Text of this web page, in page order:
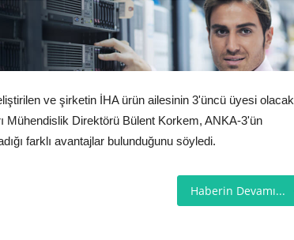
ve şirketin İHA ürün ailesinin 3'üncü üyesi olacak
Mühendislik Direktörü Bülent Korkem, ANKA-3'ün
farklı avantajlar bulunduğunu söyledi.
Haberin Devamı...